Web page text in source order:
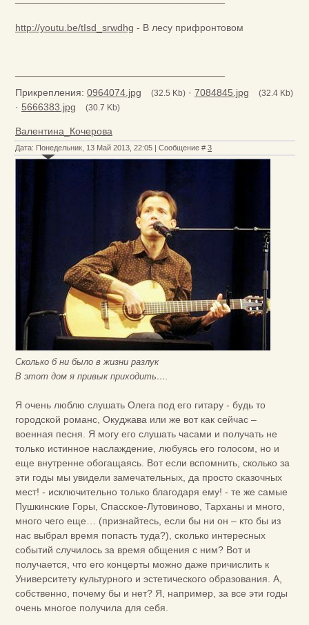
http://youtu.be/tIsd_srwdhg - В лесу прифронтовом
Прикрепления: 0964074.jpg (32.5 Kb) · 7084845.jpg (32.4 Kb)
· 5666383.jpg (30.7 Kb)
Валентина_Кочерова
Дата: Понедельник, 13 Май 2013, 22:05 | Сообщение # 3
Сколько б ни было в жизни разлук
В этот дом я привык приходить….
Я очень люблю слушать Олега под его гитару - будь то
городской романс, Окуджава или же вот как сейчас –
военная песня. Я могу его слушать часами и получать не
только истинное наслаждение, любуясь его голосом, но и
еще внутренне обогащаясь. Вот если вспомнить, сколько за
эти годы мы увидели замечательных, да просто сказочных
мест! - исключительно только благодаря ему! - те же самые
Пушкинские Горы, Спасское-Лутовиново, Тарханы и много,
много чего еще… (признайтесь, если бы ни он – кто бы из
нас выбрал время попасть туда?), сколько интересных
событий случилось за время общения с ним? Вот и
получается, что его концерты можно даже причислить к
Университету культурного и эстетического образования. А,
собственно, почему бы и нет? Я, например, за все эти годы
очень многое получила для себя.